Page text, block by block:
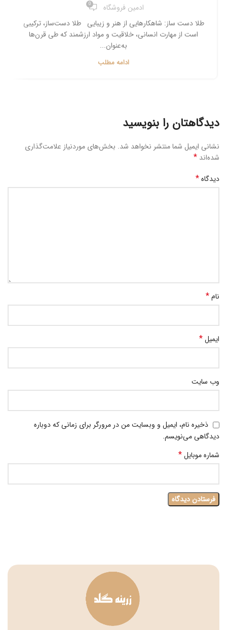
ادمین فروشگاه 0
طلا دست ساز: شاهکارهایی از هنر و زیبایی طلا دست‌ساز، ترکیبی
است از مهارت انسانی، خلاقیت و مواد ارزشمند که طی قرن‌ها
به‌عنوان...
ادامه مطلب
دیدگاهتان را بنویسید
نشانی ایمیل شما منتشر نخواهد شد. بخش‌های موردنیاز علامت‌گذاری
شده‌اند *
دیدگاه*
نام*
ایمیل*
وب‌ سایت
ذخیره نام، ایمیل و وبسایت من در مرورگر برای زمانی که دوباره
دیدگاهی می‌نویسم.
شماره موبایل*